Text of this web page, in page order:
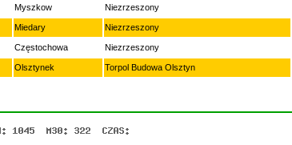
Myszkow Niezrzeszony
Miedary Niezrzeszony
Częstochowa Niezrzeszony
Olsztynek Torpol Budowa Olsztyn